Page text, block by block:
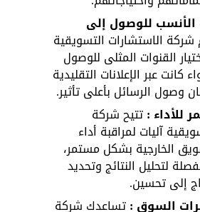
الأنسب للوصول إلى
الاستشارات التسويقية
القنوات المثلى للوصول
كانت عبر الإعلانات التقليدية
وصول الرسائل بأعلى تأثير.
للأداء : تتيح شركة
آليات لمراقبة أداء
الخارجية بشكل مستمر،
لتحليل النتائج وتحديد
إلى تحسين.
السوق : تساعدك شركة